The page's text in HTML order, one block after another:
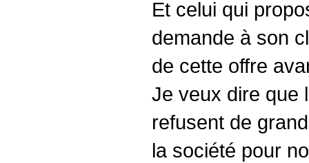
Et celui qui
demande à son
de cette offre
Je veux dire que
refusent de
la société pour